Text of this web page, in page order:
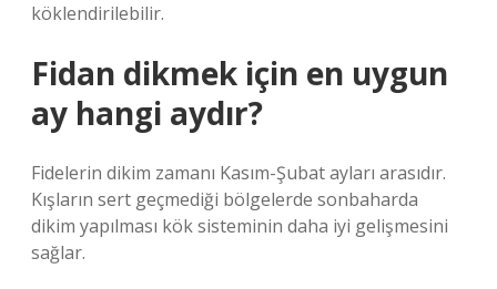
köklendirilebilir.
Fidan dikmek için en uygun
ay hangi aydır?
Fidelerin dikim zamanı Kasım-Şubat ayları arasıdır.
Kışların sert geçmediği bölgelerde sonbaharda
dikim yapılması kök sisteminin daha iyi gelişmesini
sağlar.